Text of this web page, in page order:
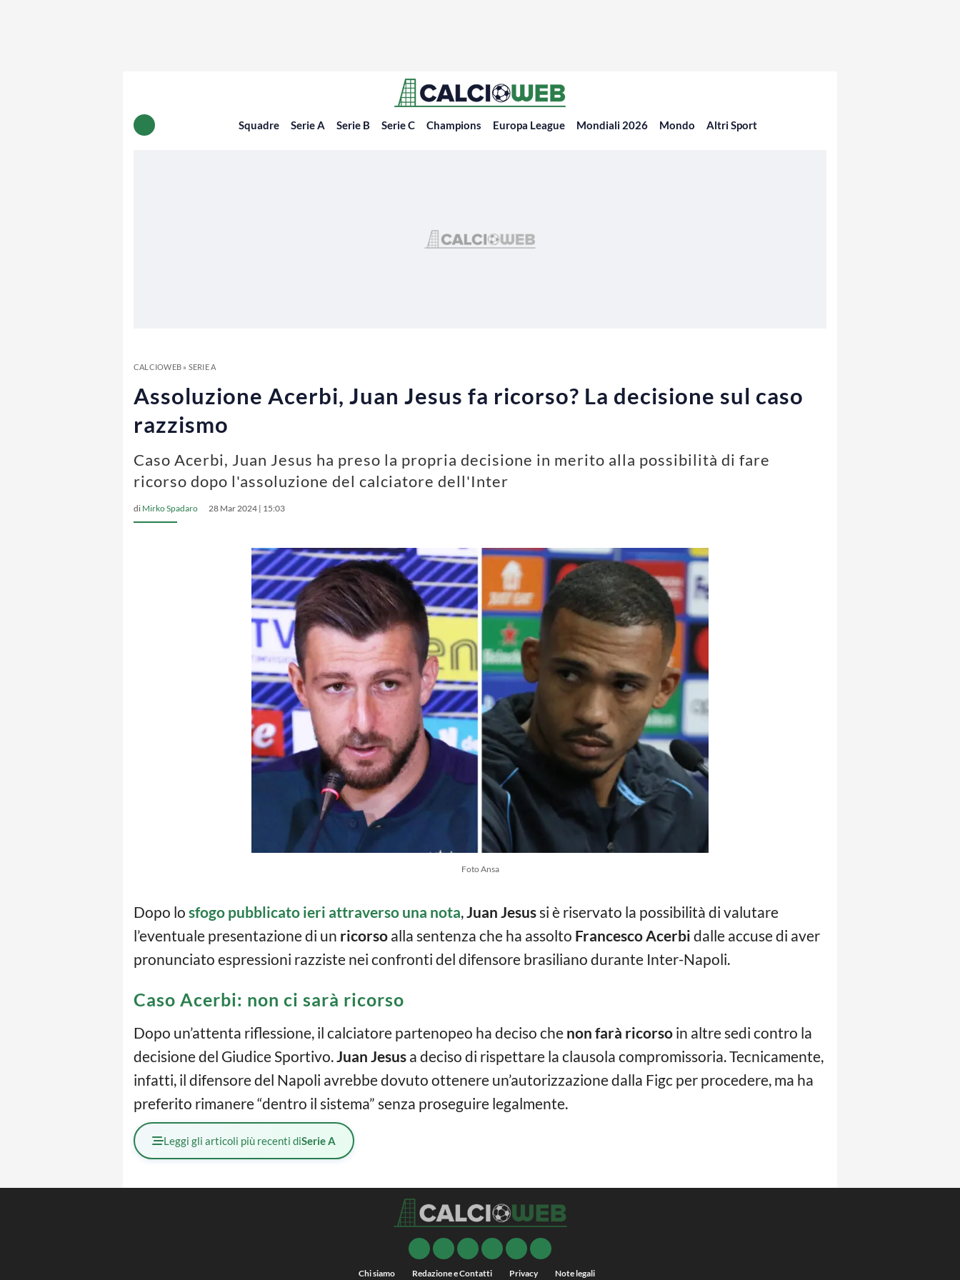
Squadre Serie A Serie B Serie C Champions Europa League Mondiali 2026 Mondo Altri Sport
CALCIOWEB» SERIE A
Assoluzione Acerbi, Juan Jesus fa ricorso? La decisione sul caso
razzismo
Caso Acerbi, Juan Jesus ha preso la propria decisione in merito alla possibilità di fare
ricorso dopo l'assoluzione del calciatore dell'Inter
di Mirko Spadaro 28 Mar 2024 | 15:03
Foto Ansa
Dopo lo sfogo pubblicato ieri attraverso una nota,Juan Jesussi è riservato la possibilità di valutare
l’eventuale presentazione di un ricorso alla sentenza che ha assolto Francesco Acerbi dalle accuse di aver
pronunciato espressioni razziste nei confronti del difensore brasiliano durante Inter-Napoli.
Caso Acerbi: non ci sarà ricorso
Dopo un’attenta riflessione, il calciatore partenopeo ha deciso che non farà ricorso in altre sedi contro la
decisione del Giudice Sportivo.Juan Jesus a deciso di rispettare la clausola compromissoria. Tecnicamente,
infatti, il difensore del Napoli avrebbe dovuto ottenere un’autorizzazione dalla Figc per procedere, ma ha
preferito rimanere “dentro il sistema” senza proseguire legalmente.
Leggi gli articoli più recenti diSerie A
Chi siamo Redazione e Contatti Privacy Note legali